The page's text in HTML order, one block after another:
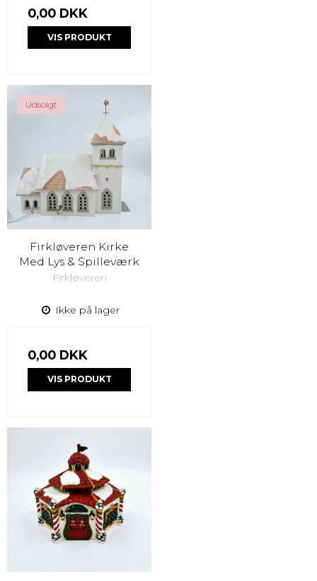
0,00 DKK
VIS PRODUKT
Udsolgt
Firkløveren Kirke
Med Lys & Spilleværk
Firkløveren
Ikke på lager
0,00 DKK
VIS PRODUKT